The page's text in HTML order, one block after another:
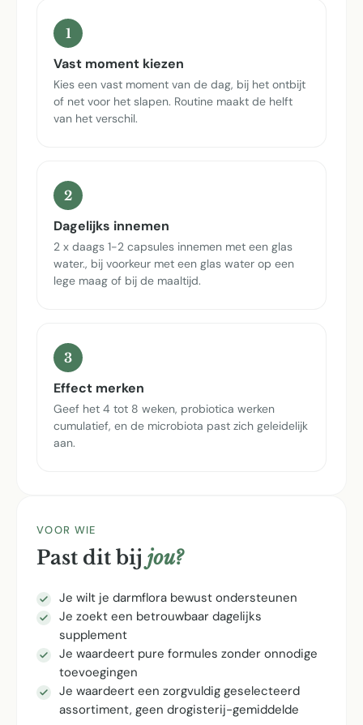
1
Vast moment kiezen
Kies een vast moment van de dag, bij het ontbijt
of net voor het slapen. Routine maakt de helft
van het verschil.
2
Dagelijks innemen
2 x daags 1-2 capsules innemen met een glas
water., bij voorkeur met een glas water op een
lege maag of bij de maaltijd.
3
Effect merken
Geef het 4 tot 8 weken, probiotica werken
cumulatief, en de microbiota past zich geleidelijk
aan.
VOOR WIE
Past dit bij jou?
Je wilt je darmflora bewust ondersteunen
Je zoekt een betrouwbaar dagelijks
supplement
Je waardeert pure formules zonder onnodige
toevoegingen
Je waardeert een zorgvuldig geselecteerd
assortiment, geen drogisterij-gemiddelde